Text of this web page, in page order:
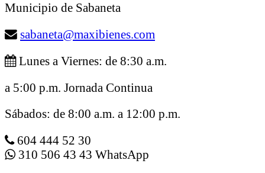
Municipio de Sabaneta
sabaneta@maxibienes.com
Lunes a Viernes: de 8:30 a.m.
a 5:00 p.m. Jornada Continua
Sábados: de 8:00 a.m. a 12:00 p.m.
604 444 52 30
310 506 43 43 WhatsApp